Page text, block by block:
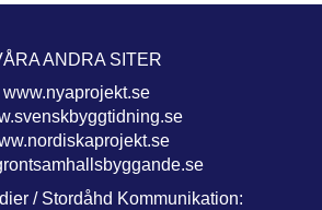
ANDRA SITER
www.nyaprojekt.se
/ Stordåhd Kommunikation: